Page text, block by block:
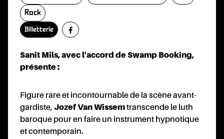
Rock
Billetterie
Sanit Mils, avec l'accord de Swamp Booking,
présente :
Figure rare et incontournable de la scène avant-
gardiste, Jozef Van Wissemtranscende le luth
baroque pour en faire un instrument hypnotique
et contemporain.